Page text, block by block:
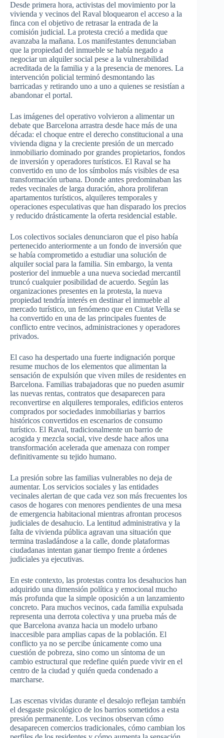
Desde primera hora, activistas del movimiento por la
vivienda y vecinos del Raval bloquearon el acceso a la
finca con el objetivo de retrasar la entrada de la
comisión judicial. La protesta creció a medida que
avanzaba la mañana. Los manifestantes denunciaban
que la propiedad del inmueble se había negado a
negociar un alquiler social pese a la vulnerabilidad
acreditada de la familia y a la presencia de menores. La
intervención policial terminó desmontando las
barricadas y retirando uno a uno a quienes se resistían a
abandonar el portal.
Las imágenes del operativo volvieron a alimentar un
debate que Barcelona arrastra desde hace más de una
década: el choque entre el derecho constitucional a una
vivienda digna y la creciente presión de un mercado
inmobiliario dominado por grandes propietarios, fondos
de inversión y operadores turísticos. El Raval se ha
convertido en uno de los símbolos más visibles de esa
transformación urbana. Donde antes predominaban las
redes vecinales de larga duración, ahora proliferan
apartamentos turísticos, alquileres temporales y
operaciones especulativas que han disparado los precios
y reducido drásticamente la oferta residencial estable.
Los colectivos sociales denunciaron que el piso había
pertenecido anteriormente a un fondo de inversión que
se había comprometido a estudiar una solución de
alquiler social para la familia. Sin embargo, la venta
posterior del inmueble a una nueva sociedad mercantil
truncó cualquier posibilidad de acuerdo. Según las
organizaciones presentes en la protesta, la nueva
propiedad tendría interés en destinar el inmueble al
mercado turístico, un fenómeno que en Ciutat Vella se
ha convertido en una de las principales fuentes de
conflicto entre vecinos, administraciones y operadores
privados.
El caso ha despertado una fuerte indignación porque
resume muchos de los elementos que alimentan la
sensación de expulsión que viven miles de residentes en
Barcelona. Familias trabajadoras que no pueden asumir
las nuevas rentas, contratos que desaparecen para
reconvertirse en alquileres temporales, edificios enteros
comprados por sociedades inmobiliarias y barrios
históricos convertidos en escenarios de consumo
turístico. El Raval, tradicionalmente un barrio de
acogida y mezcla social, vive desde hace años una
transformación acelerada que amenaza con romper
definitivamente su tejido humano.
La presión sobre las familias vulnerables no deja de
aumentar. Los servicios sociales y las entidades
vecinales alertan de que cada vez son más frecuentes los
casos de hogares con menores pendientes de una mesa
de emergencia habitacional mientras afrontan procesos
judiciales de desahucio. La lentitud administrativa y la
falta de vivienda pública agravan una situación que
termina trasladándose a la calle, donde plataformas
ciudadanas intentan ganar tiempo frente a órdenes
judiciales ya ejecutivas.
En este contexto, las protestas contra los desahucios han
adquirido una dimensión política y emocional mucho
más profunda que la simple oposición a un lanzamiento
concreto. Para muchos vecinos, cada familia expulsada
representa una derrota colectiva y una prueba más de
que Barcelona avanza hacia un modelo urbano
inaccesible para amplias capas de la población. El
conflicto ya no se percibe únicamente como una
cuestión de pobreza, sino como un síntoma de un
cambio estructural que redefine quién puede vivir en el
centro de la ciudad y quién queda condenado a
marcharse.
Las escenas vividas durante el desalojo reflejan también
el desgaste psicológico de los barrios sometidos a esta
presión permanente. Los vecinos observan cómo
desaparecen comercios tradicionales, cómo cambian los